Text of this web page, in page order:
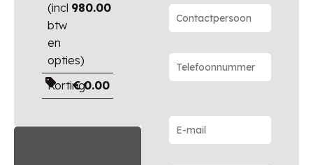
(incl
btw
en
opties)
980.00
Korting
€0.00